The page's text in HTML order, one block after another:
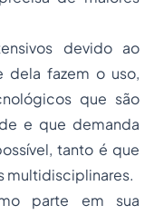
devido ao
dela fazem o uso,
que são
e que demanda
tanto é que
multidisciplinares.
parte em sua